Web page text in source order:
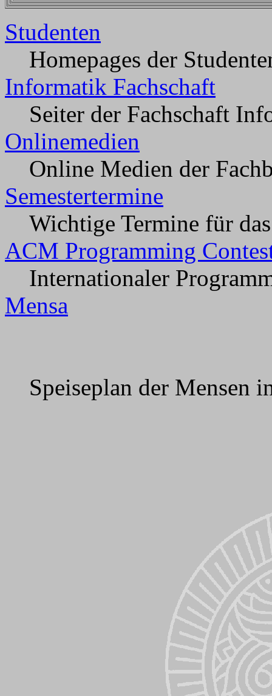
Studenten
Homepages der
Informatik Fachschaft
Seiter der Fachschaft
Onlinemedien
Online Medien der
Semestertermine
Wichtige Termine für
ACM Programming
Internationaler
Mensa
Speiseplan der Mensen